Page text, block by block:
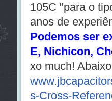
105C "para o
anos de
Podemos ser
E, Nichicon,
xo much!
s-Cross-